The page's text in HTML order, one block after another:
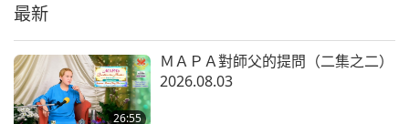
聖愛佳節，歡慶清海日 （四集之
最新
26:55
ＭＡＰＡ對師父的提問（二集之二）
2026.08.03